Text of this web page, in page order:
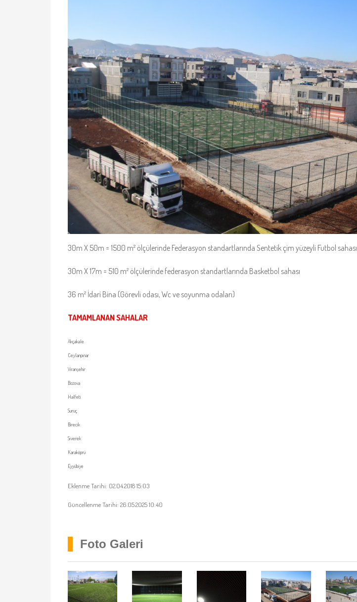
30m X 50m = 1500 m² ölçülerinde Federasyon standartlarında Sentetik çim yüzeyli Futbol sahası
30m X 17m = 510 m² ölçülerinde federasyon standartlarında Basketbol sahası
36 m² İdari Bina (Görevli odası, Wc ve soyunma odaları)
TAMAMLANAN SAHALAR
Akçakale
Ceylanpınar
Viranşehir
Bozova
Halfeti
Suruç
Birecik
Siverek
Karaköprü
Eyyübiye
Eklenme Tarihi: 02.04.2018 15:03
Güncellenme Tarihi: 26.05.2025 10:40
Foto Galeri